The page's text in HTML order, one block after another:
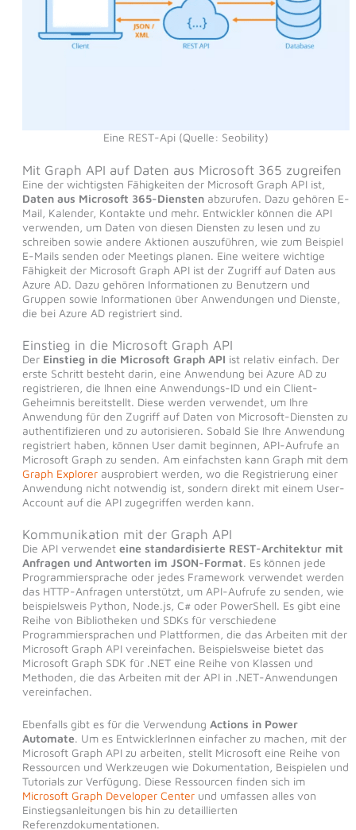
Eine REST-Api (Quelle: Seobility)
Mit Graph API auf Daten aus Microsoft 365 zugreifen
Eine der wichtigsten Fähigkeiten der Microsoft Graph API ist,
Daten aus Microsoft 365-Dienstenabzurufen. Dazu gehören E-
Mail, Kalender, Kontakte und mehr. Entwickler können die API
verwenden, um Daten von diesen Diensten zu lesen und zu
schreiben sowie andere Aktionen auszuführen, wie zum Beispiel
E-Mails senden oder Meetings planen. Eine weitere wichtige
Fähigkeit der Microsoft Graph API ist der Zugriff auf Daten aus
Azure AD. Dazu gehören Informationen zu Benutzern und
Gruppen sowie Informationen über Anwendungen und Dienste,
die bei Azure AD registriert sind.
Einstieg in die Microsoft Graph API
Der Einstieg in die Microsoft Graph API ist relativ einfach. Der
erste Schritt besteht darin, eine Anwendung bei Azure AD zu
registrieren, die Ihnen eine Anwendungs-ID und ein Client-
Geheimnis bereitstellt. Diese werden verwendet, um Ihre
Anwendung für den Zugriff auf Daten von Microsoft-Diensten zu
authentifizieren und zu autorisieren. Sobald Sie Ihre Anwendung
registriert haben, können User damit beginnen, API-Aufrufe an
Microsoft Graph zu senden. Am einfachsten kann Graph mit dem
Graph Explorerausprobiert werden, wo die Registrierung einer
Anwendung nicht notwendig ist, sondern direkt mit einem User-
Account auf die API zugegriffen werden kann.
Kommunikation mit der Graph API
Die API verwendet eine standardisierte REST-Architektur mit
Anfragen und Antworten im JSON-Format. Es können jede
Programmiersprache oder jedes Framework verwendet werden
das HTTP-Anfragen unterstützt, um API-Aufrufe zu senden, wie
beispielsweis Python, Node.js, C# oder PowerShell. Es gibt eine
Reihe von Bibliotheken und SDKs für verschiedene
Programmiersprachen und Plattformen, die das Arbeiten mit der
Microsoft Graph API vereinfachen. Beispielsweise bietet das
Microsoft Graph SDK für .NET eine Reihe von Klassen und
Methoden, die das Arbeiten mit der API in .NET-Anwendungen
vereinfachen.
Ebenfalls gibt es für die Verwendung Actions in Power
Automate. Um es EntwicklerInnen einfacher zu machen, mit der
Microsoft Graph API zu arbeiten, stellt Microsoft eine Reihe von
Ressourcen und Werkzeugen wie Dokumentation, Beispielen und
Tutorials zur Verfügung. Diese Ressourcen finden sich im
Microsoft Graph Developer Centerund umfassen alles von
Einstiegsanleitungen bis hin zu detaillierten
Referenzdokumentationen.